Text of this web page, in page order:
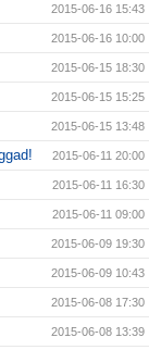
2015-06-16 15:43
2015-06-16 10:00
2015-06-15 18:30
2015-06-15 15:25
2015-06-15 13:48
2015-06-11 20:00
2015-06-11 16:30
2015-06-11 09:00
2015-06-09 19:30
2015-06-09 10:43
2015-06-08 17:30
2015-06-08 13:39